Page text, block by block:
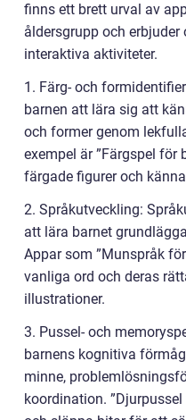
finns ett brett urval av
åldersgrupp och
interaktiva aktiviteter.
1. Färg- och
barnen att lära sig att
och former genom
exempel är ”Färgspel för
färgade figurer och
2. Språkutveckling:
att lära barnet
Appar som ”Munspråk
vanliga ord och deras
illustrationer.
3. Pussel- och
barnens kognitiva
minne,
koordination.